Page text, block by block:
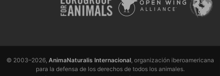
© 2003–2026, AnimaNaturalis Internacional, organización iberoamericana
para la defensa de los derechos de todos los animales.